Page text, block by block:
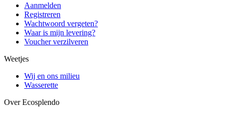
Aanmelden
Registreren
Wachtwoord vergeten?
Waar is mijn levering?
Voucher verzilveren
Weetjes
Wij en ons milieu
Wasserette
Over Ecosplendo